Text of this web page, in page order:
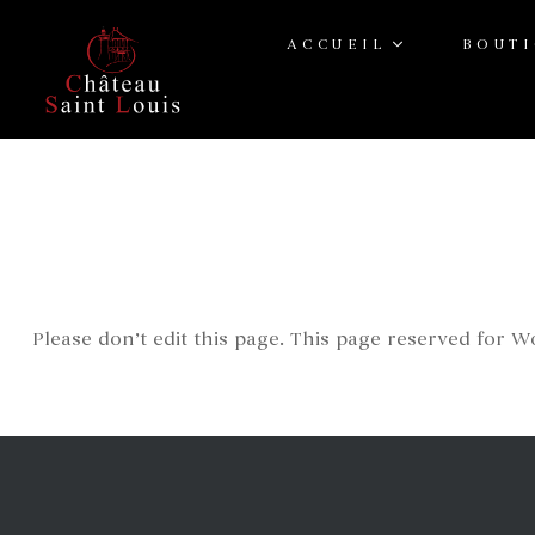
ACCUEIL
Please don’t edit this page. This page reserved for